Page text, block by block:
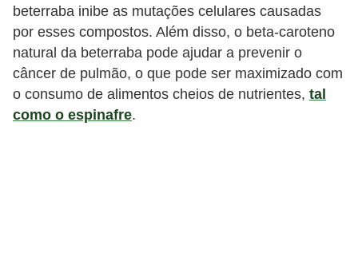
beterraba inibe as mutações celulares causadas
por esses compostos. Além disso, o beta-caroteno
natural da beterraba pode ajudar a prevenir o
câncer de pulmão, o que pode ser maximizado com
o consumo de alimentos cheios de nutrientes, tal
como o espinafre.